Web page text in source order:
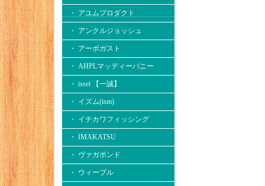
・ アユムプロダクト
・ アンクルジョッシュ
・ アーボガスト
・ AHPLマッディーバニー
・ issei 【一誠】
・ イズム(ism)
・ イチカワフィッシング
・ IMAKATSU
・ ヴァガボンド
・ ウィーブル